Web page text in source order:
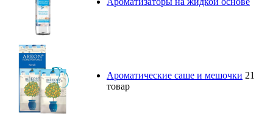
Ароматические саше и мешочки 21
товар